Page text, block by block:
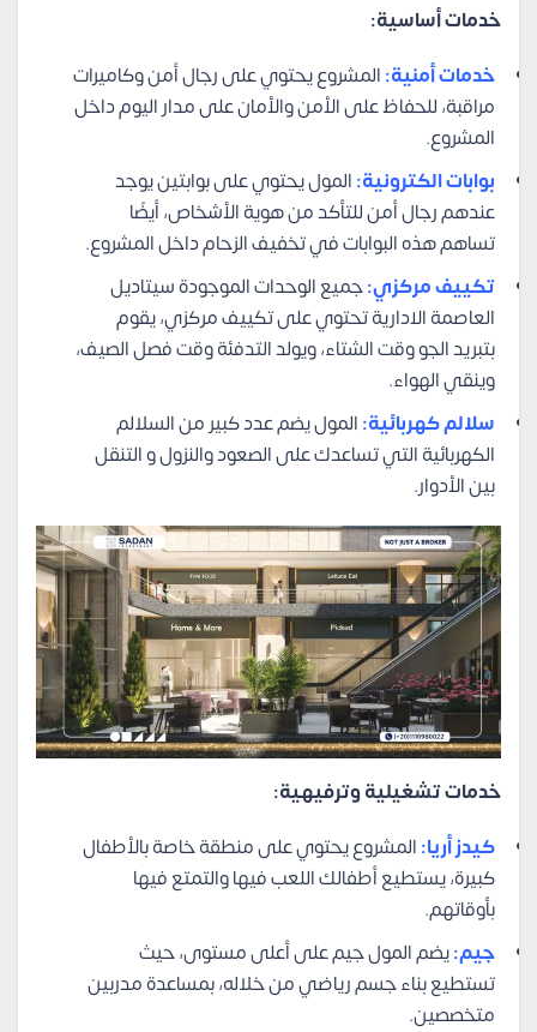
خدمات أساسية:
خدمات أمنية:المشروع يحتوي على رجال أمن وكاميرات
مراقبة، للحفاظ على الأمن والأمان على مدار اليوم داخل
المشروع.
بوابات الكترونية:المول يحتوي على بوابتين يوجد
عندهم رجال أمن للتأكد من هوية الأشخاص، أيضًا
تساهم هذه البوابات في تخفيف الزحام داخل المشروع.
تكييف مركزي:جميع الوحدات الموجودة سيتاديل
العاصمة الادارية تحتوي على تكييف مركزي، يقوم
بتبريد الجو وقت الشتاء، ويولد التدفئة وقت فصل الصيف،
وينقي الهواء.
سلالم كهربائية:المول يضم عدد كبير من السلالم
الكهربائية التي تساعدك على الصعود والنزول و التنقل
بين الأدوار.
خدمات تشغيلية وترفيهية:
كيدز أريا:المشروع يحتوي على منطقة خاصة بالأطفال
كبيرة، يستطيع أطفالك اللعب فيها والتمتع فيها
بأوقاتهم.
جيم:يضم المول جيم على أعلى مستوى، حيث
تستطيع بناء جسم رياضي من خلاله، بمساعدة مدربين
متخصصين.